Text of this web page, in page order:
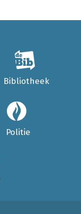
Bibliotheek
Politie